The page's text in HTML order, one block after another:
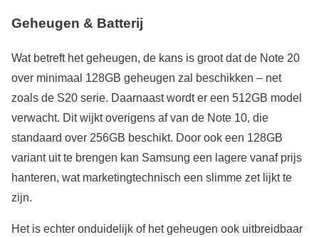
Geheugen & Batterij
Wat betreft het geheugen, de kans is groot dat de Note 20
over minimaal 128GB geheugen zal beschikken – net
zoals de S20 serie. Daarnaast wordt er een 512GB model
verwacht. Dit wijkt overigens af van de Note 10, die
standaard over 256GB beschikt. Door ook een 128GB
variant uit te brengen kan Samsung een lagere vanaf prijs
hanteren, wat marketingtechnisch een slimme zet lijkt te
zijn.
Het is echter onduidelijk of het geheugen ook uitbreidbaar